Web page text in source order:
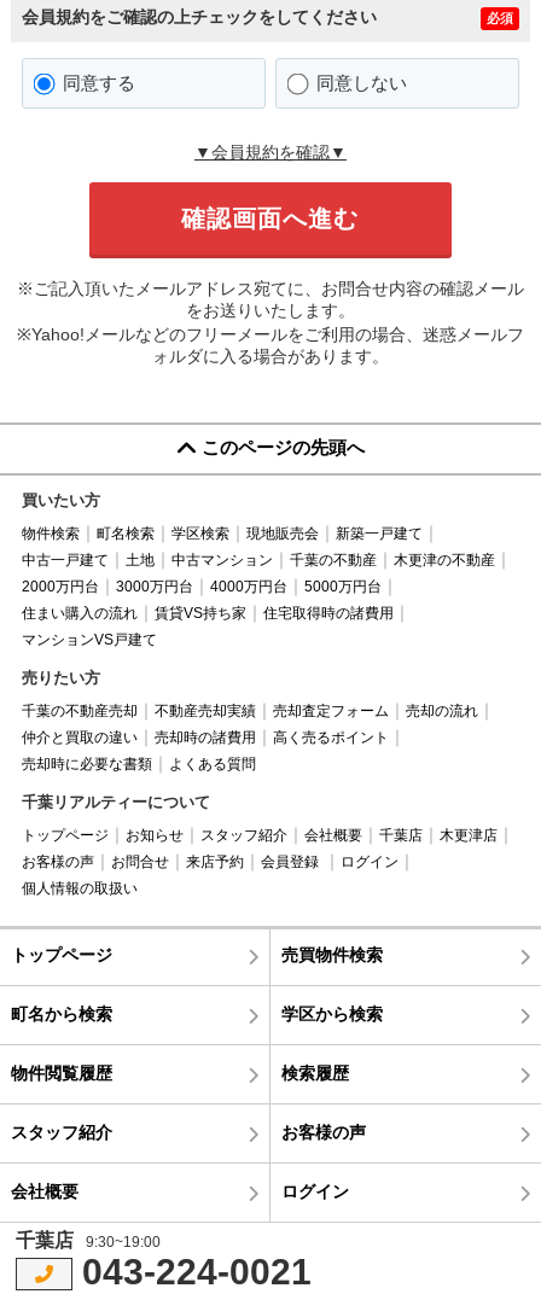
会員規約をご確認の上チェックをしてください 必須
同意する 同意しない
▼会員規約を確認▼
※ご記入頂いたメールアドレス宛てに、お問合せ内容の確認メール
をお送りいたします。
※Yahoo!メールなどのフリーメールをご利用の場合、迷惑メールフ
ォルダに入る場合があります。
このページの先頭へ
買いたい方
物件検索 町名検索 学区検索 現地販売会
新築一戸建て
中古一戸建て
土地 中古マンション 千葉の不動産
木更津の不動産
2000万円台
3000万円台 4000万円台
5000万円台
住まい購入の流れ
賃貸VS持ち家
住宅取得時の諸費用
マンションVS戸建て
売りたい方
千葉の不動産売却 不動産売却実績 売却査定フォーム
売却の流れ
仲介と買取の違い
売却時の諸費用
高く売るポイント
売却時に必要な書類
よくある質問
千葉リアルティーについて
トップページ お知らせ スタッフ紹介 会社概要 千葉店
木更津店
お客様の声
お問合せ 来店予約 会員登録
ログイン
個人情報の取扱い
トップページ 売買物件検索
町名から検索 学区から検索
物件閲覧履歴 検索履歴
スタッフ紹介 お客様の声
会社概要 ログイン
千葉店 9:30~19:00
043-224-0021